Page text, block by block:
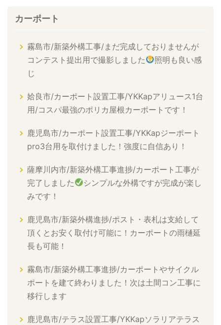
カーポート
霧島市/新築外構工事/まだ完成しておりませんが
コンテスト提出用で撮影しました
照明も良い感
じ
姶良市/カーポート設置工事/YKKapアリュース1台
用/コスパ最強のポリカ屋根カーポートです！
鹿児島市/カーポート設置工事/YKKapジーポート
pro3台用を取付けました！強度に自信あり！
薩摩川内市/新築外構工事進捗/カーポート工事が
完了しました
シンプルな外構ですが完成が楽し
みです！
鹿児島市/新築外構進捗/ポスト・表札は支給して
頂くとお安く取付け可能に！カーポートの雨樋延
長も可能！
霧島市/新築外構工事進捗/カーポートやサイクル
ポートを建て終わりました！次は土間コン工事に
移行します
鹿児島市/テラス設置工事/YKKapソラリアテラス